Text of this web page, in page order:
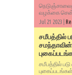
வழக்கை
Jul 21 2023 |
சமீபத்தில்
சமீபத்தில்